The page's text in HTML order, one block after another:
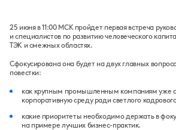
25 июня в 11:00 МСК пройдет первая встреча
и специалистов по развитию человеческого
ТЭК и смежных областях.
Сфокусирована она будет на двух главных
повестки:
как крупным промышленным компаниям уже
корпоративную среду ради светлого
какие приоритеты необходимо держать в
на примере лучших бизнес-практик.